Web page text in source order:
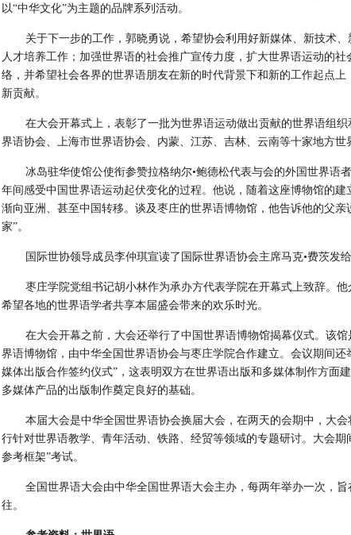
以“中华文化”为主题的品牌系列活动。
关于下一步的工作，郭晓勇说，希望协会利用好新媒体、新技术
人才培养工作；加强世界语的社会推广宣传力度，扩大世界语运动的
络，并希望社会各界的世界语朋友在新的时代背景下和新的工作起点
新贡献。
在大会开幕式上，表彰了一批为世界语运动做出贡献的世界语组
界语协会、上海市世界语协会、内蒙、江苏、吉林、云南等十家地方世
冰岛驻华使馆公使衔参赞拉格纳尔•鲍德松代表与会的外国世界语
年间感受中国世界语运动起伏变化的过程。他说，随着这座博物馆的
渐向亚洲、甚至中国转移。谈及枣庄的世界语博物馆，他告诉他的父
家”。
国际世协领导成员李仲琪宣读了国际世界语协会主席马克•费茨发
枣庄学院党组书记胡小林作为承办方代表学院在开幕式上致辞。
希望各地的世界语学者共享本届盛会带来的欢乐时光。
在大会开幕之前，大会还举行了中国世界语博物馆揭幕仪式。该
界语博物馆，由中华全国世界语协会与枣庄学院合作建立。会议期间
媒体出版合作签约仪式”，这表明双方在世界语出版和多媒体制作方面
多媒体产品的出版制作奠定良好的基础。
本届大会是中华全国世界语协会换届大会，在两天的会期中，大
行针对世界语教学、青年活动、铁路、经贸等领域的专题研讨。大会
参考框架”考试。
全国世界语大会由中华全国世界语大会主办，每两年举办一次，
往。